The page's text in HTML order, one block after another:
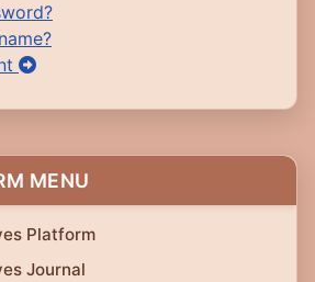
MENU
Platform
Journal